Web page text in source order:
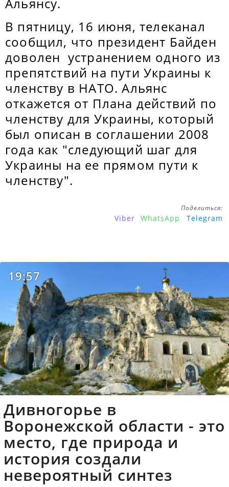
В пятницу, 16 июня, телеканал
сообщил, что президент Байден
доволен устранением одного из
препятствий на пути Украины к
членству в НАТО. Альянс
откажется от Плана действий по
членству для Украины, который
был описан в соглашении 2008
года как "следующий шаг для
Украины на ее прямом пути к
членству".
Поделиться:
Viber WhatsApp Telegram
19:57
Дивногорье в
Воронежской области - это
место, где природа и
история создали
невероятный синтез